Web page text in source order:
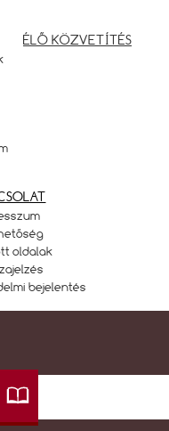
ÉLŐ KÖZVETÍTÉS
oldalak
bejelentés